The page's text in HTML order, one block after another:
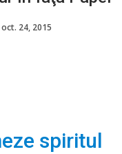
oct. 24, 2015
spiritul